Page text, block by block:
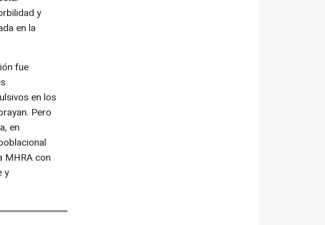
y
en la
fue
en los
Pero
en
MHRA con
y